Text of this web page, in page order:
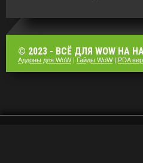
© 2023 - ВСЁ ДЛЯ WOW
Аддоны для WoW| Гайды WoW| PDA